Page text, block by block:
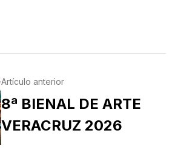
Artículo anterior
8ª BIENAL DE ARTE
VERACRUZ 2026